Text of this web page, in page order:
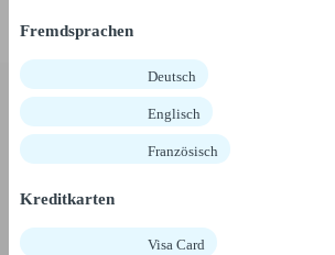
Fremdsprachen
Deutsch
Englisch
Französisch
Kreditkarten
Visa Card